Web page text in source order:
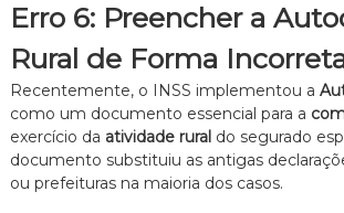
Erro 6: Preencher a
Rural de Forma
Recentemente, o INSS implementou a
como um documento essencial para a
exercício da atividade ruraldo segurado
documento substituiu as antigas
ou prefeituras na maioria dos casos.